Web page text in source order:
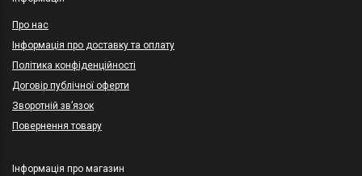
Про нас
Інформація про доставку та оплату
Політика конфіденційності
Договір публічної оферти
Зворотній зв’язок
Повернення товару
Інформація про магазин